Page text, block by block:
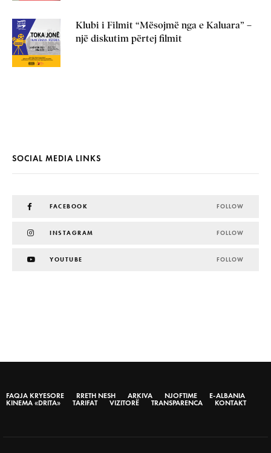
Klubi i Filmit “Mësojmë nga e Kaluara” –
një diskutim përtej filmit
SOCIAL MEDIA LINKS
FACEBOOK FOLLOW
INSTAGRAM FOLLOW
YOUTUBE FOLLOW
FAQJA KRYESORE RRETH NESH ARKIVA NJOFTIME
E-ALBANIA
KINEMA «DRITA»
TARIFAT VIZITORË TRANSPARENCA KONTAKT